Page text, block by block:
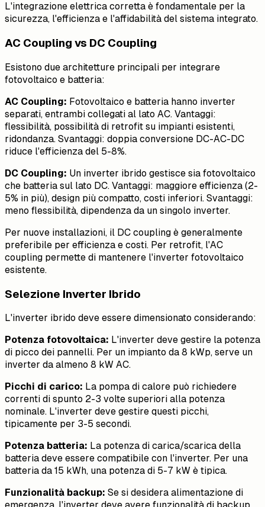
L'integrazione elettrica corretta è fondamentale per la
sicurezza, l'efficienza e l'affidabilità del sistema integrato.
AC Coupling vs DC Coupling
Esistono due architetture principali per integrare
fotovoltaico e batteria:
AC Coupling: Fotovoltaico e batteria hanno inverter
separati, entrambi collegati al lato AC. Vantaggi:
flessibilità, possibilità di retrofit su impianti esistenti,
ridondanza. Svantaggi: doppia conversione DC-AC-DC
riduce l'efficienza del 5-8%.
DC Coupling: Un inverter ibrido gestisce sia fotovoltaico
che batteria sul lato DC. Vantaggi: maggiore efficienza (2-
5% in più), design più compatto, costi inferiori. Svantaggi:
meno flessibilità, dipendenza da un singolo inverter.
Per nuove installazioni, il DC coupling è generalmente
preferibile per efficienza e costi. Per retrofit, l'AC
coupling permette di mantenere l'inverter fotovoltaico
esistente.
Selezione Inverter Ibrido
L'inverter ibrido deve essere dimensionato considerando:
Potenza fotovoltaica: L'inverter deve gestire la potenza
di picco dei pannelli. Per un impianto da 8 kWp, serve un
inverter da almeno 8 kW AC.
Picchi di carico: La pompa di calore può richiedere
correnti di spunto 2-3 volte superiori alla potenza
nominale. L'inverter deve gestire questi picchi,
tipicamente per 3-5 secondi.
Potenza batteria: La potenza di carica/scarica della
batteria deve essere compatibile con l'inverter. Per una
batteria da 15 kWh, una potenza di 5-7 kW è tipica.
Funzionalità backup: Se si desidera alimentazione di